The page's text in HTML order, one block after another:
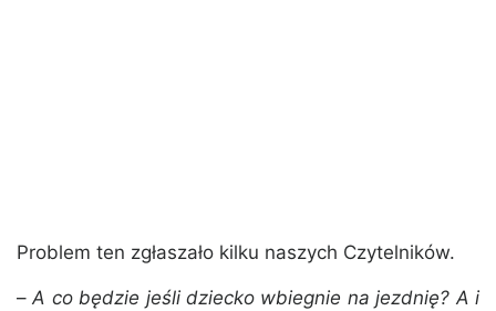
Problem ten zgłaszało kilku naszych Czytelników.
–A co będzie jeśli dziecko wbiegnie na jezdnię? A i